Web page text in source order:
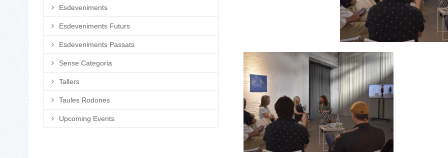
Esdeveniments
Esdeveniments Futurs
Esdeveniments Passats
Sense Categoria
Tallers
Taules Rodones
Upcoming Events